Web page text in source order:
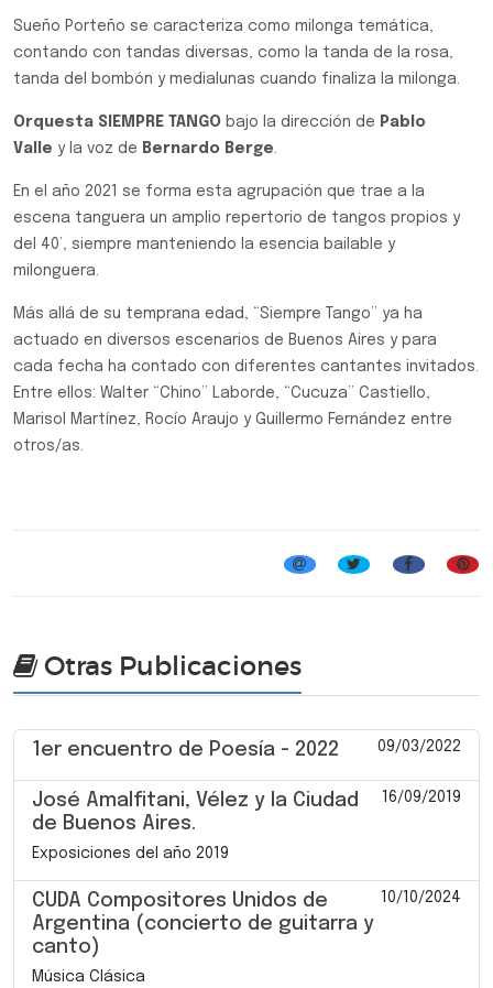
Sueño Porteño se caracteriza como milonga temática,
contando con tandas diversas, como la tanda de la rosa,
tanda del bombón y medialunas cuando finaliza la milonga.
Orquesta SIEMPRE TANGO bajo la dirección de Pablo
Valle y la voz de Bernardo Berge.
En el año 2021 se forma esta agrupación que trae a la
escena tanguera un amplio repertorio de tangos propios y
del 40’, siempre manteniendo la esencia bailable y
milonguera.
Más allá de su temprana edad, “Siempre Tango” ya ha
actuado en diversos escenarios de Buenos Aires y para
cada fecha ha contado con diferentes cantantes invitados.
Entre ellos: Walter “Chino” Laborde, “Cucuza” Castiello,
Marisol Martínez, Rocío Araujo y Guillermo Fernández entre
otros/as.
Otras Publicaciones
1er encuentro de Poesía - 2022 09/03/2022
José Amalfitani, Vélez y la Ciudad
de Buenos Aires.
16/09/2019
Exposiciones del año 2019
CUDA Compositores Unidos de
Argentina (concierto de guitarra y
canto)
10/10/2024
Música Clásica